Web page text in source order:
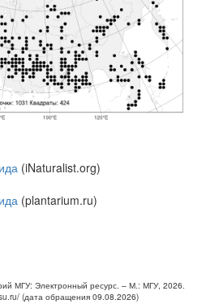
(iNaturalist.org)
(plantarium.ru)
МГУ: Электронный ресурс. – М.: МГУ, 2026.
(дата обращения 09.08.2026)